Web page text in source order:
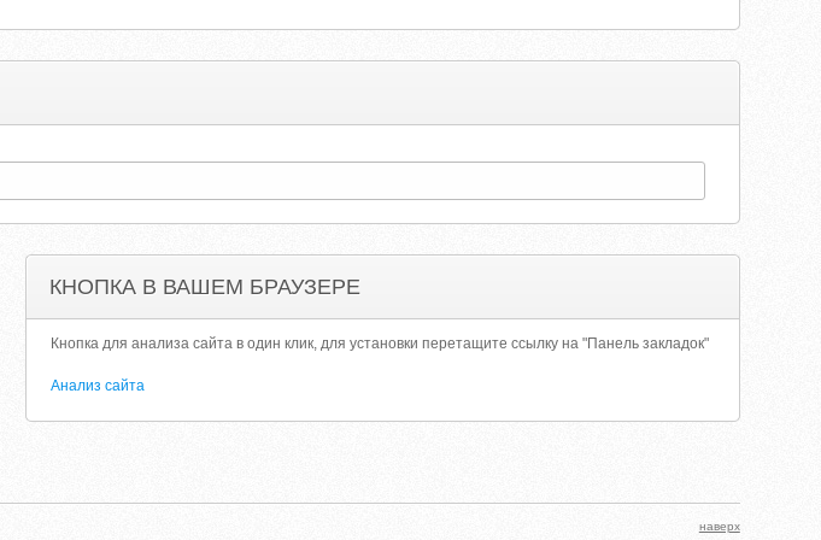
КНОПКА В ВАШЕМ БРАУЗЕРЕ
Кнопка для анализа сайта в один клик, для установки перетащите ссылку на "Панель закладок"
Анализ сайта
наверх